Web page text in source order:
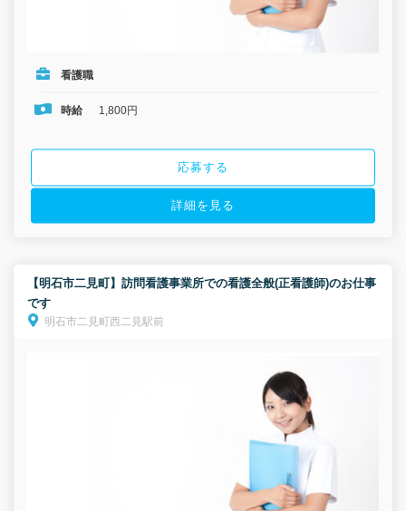
看護職
時給 1,800円
応募する
詳細を見る
【明石市二見町】訪問看護事業所での看護全般(正看護師)のお仕事
です
明石市二見町西二見駅前